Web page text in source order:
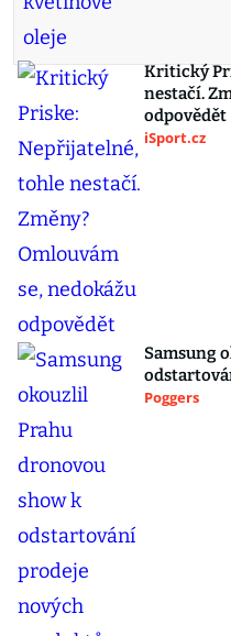
Kritický
nestačí.
odpovědět
iSport.cz
Samsung
Poggers